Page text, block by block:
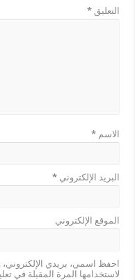
التعليق*
الاسم*
البريد الإلكتروني*
الموقع الإلكتروني
احفظ اسمي، بريدي
لاستخدامها المرة المقبلة في